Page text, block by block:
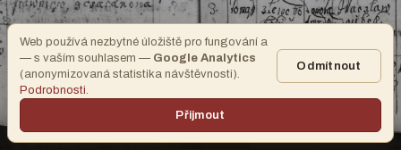
Web používá nezbytné úložiště pro fungování a
— s vaším souhlasem — Google Analytics
(anonymizovaná statistika návštěvnosti).
Podrobnosti.
Odmítnout
Přijmout